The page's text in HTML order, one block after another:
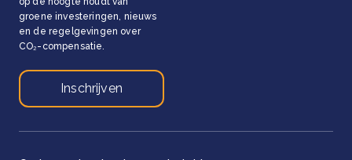
groene investeringen, nieuws
en de regelgevingen over
CO₂-compensatie.
Inschrijven